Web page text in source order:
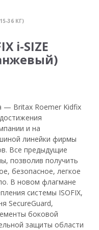
36 КГ)
i-SIZE
— Britax Roemer Kidfix
и на
линейки фирмы
Все предыдущие
позволив получить
безопасное, легкое
В новом флагмане
системы ISOFIX,
SecureGuard,
боковой
защиты области